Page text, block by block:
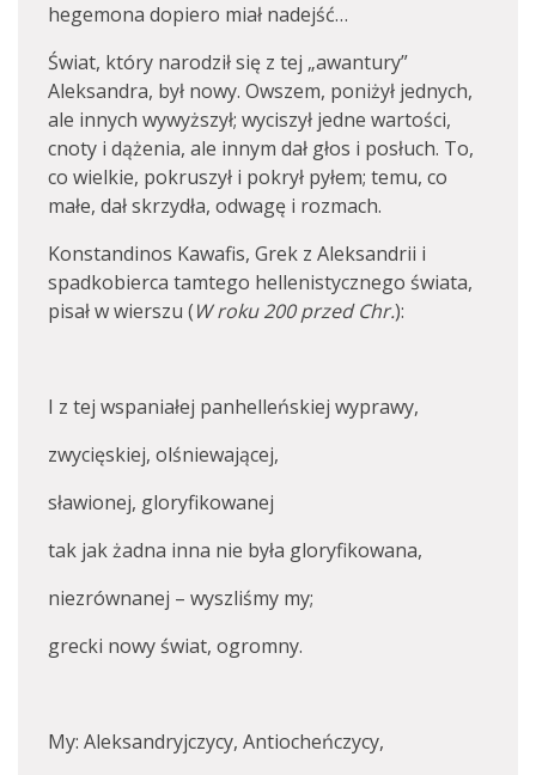
hegemona dopiero miał nadejść…
Świat, który narodził się z tej „awantury”
Aleksandra, był nowy. Owszem, poniżył jednych,
ale innych wywyższył; wyciszył jedne wartości,
cnoty i dążenia, ale innym dał głos i posłuch. To,
co wielkie, pokruszył i pokrył pyłem; temu, co
małe, dał skrzydła, odwagę i rozmach.
Konstandinos Kawafis, Grek z Aleksandrii i
spadkobierca tamtego hellenistycznego świata,
pisał w wierszu (W roku 200 przed Chr.):
I z tej wspaniałej panhelleńskiej wyprawy,
zwycięskiej, olśniewającej,
sławionej, gloryfikowanej
tak jak żadna inna nie była gloryfikowana,
niezrównanej – wyszliśmy my;
grecki nowy świat, ogromny.
My: Aleksandryjczycy, Antiocheńczycy,